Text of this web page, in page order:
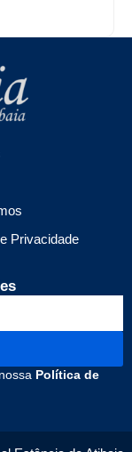
Privacidade
Política de